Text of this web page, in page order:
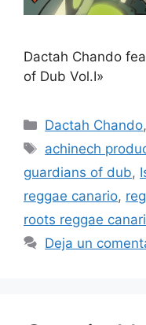
Dactah Chando
of Dub Vol.I»
Dactah Chando,
achinech
guardians of dub,
reggae canario,
roots reggae
Deja un